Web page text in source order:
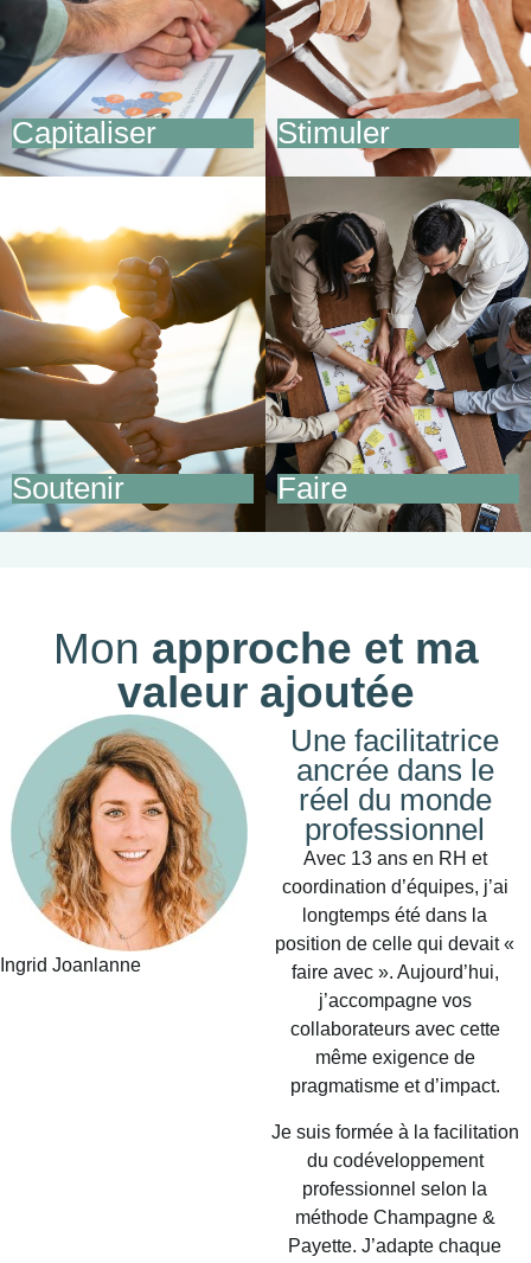
Capitaliser
Capitaliser
sur les expertises internes
Stimuler
Stimuler
la responsabilité de chacun
et la coopération
Soutenir
Soutenir
vos managers dans leur
posture
Faire
Faire
émerger des solutions
innovantes
Mon approche et ma
valeur ajoutée
Ingrid Joanlanne
Une facilitatrice
ancrée dans le
réel du monde
professionnel
Avec 13 ans en RH et
coordination d’équipes, j’ai
longtemps été dans la
position de celle qui devait «
faire avec ». Aujourd’hui,
j’accompagne vos
collaborateurs avec cette
même exigence de
pragmatisme et d’impact.
Je suis formée à la facilitation
du codéveloppement
professionnel selon la
méthode Champagne &
Payette. J’adapte chaque